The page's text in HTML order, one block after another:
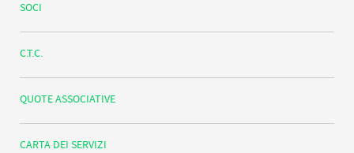
SOCI
C.T.C.
QUOTE ASSOCIATIVE
CARTA DEI SERVIZI